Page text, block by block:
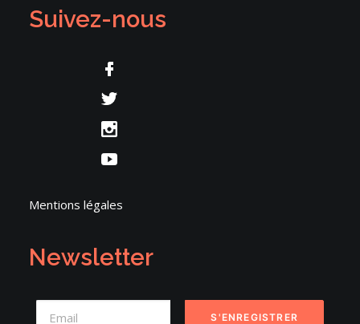
Suivez-nous
Mentions légales
Newsletter